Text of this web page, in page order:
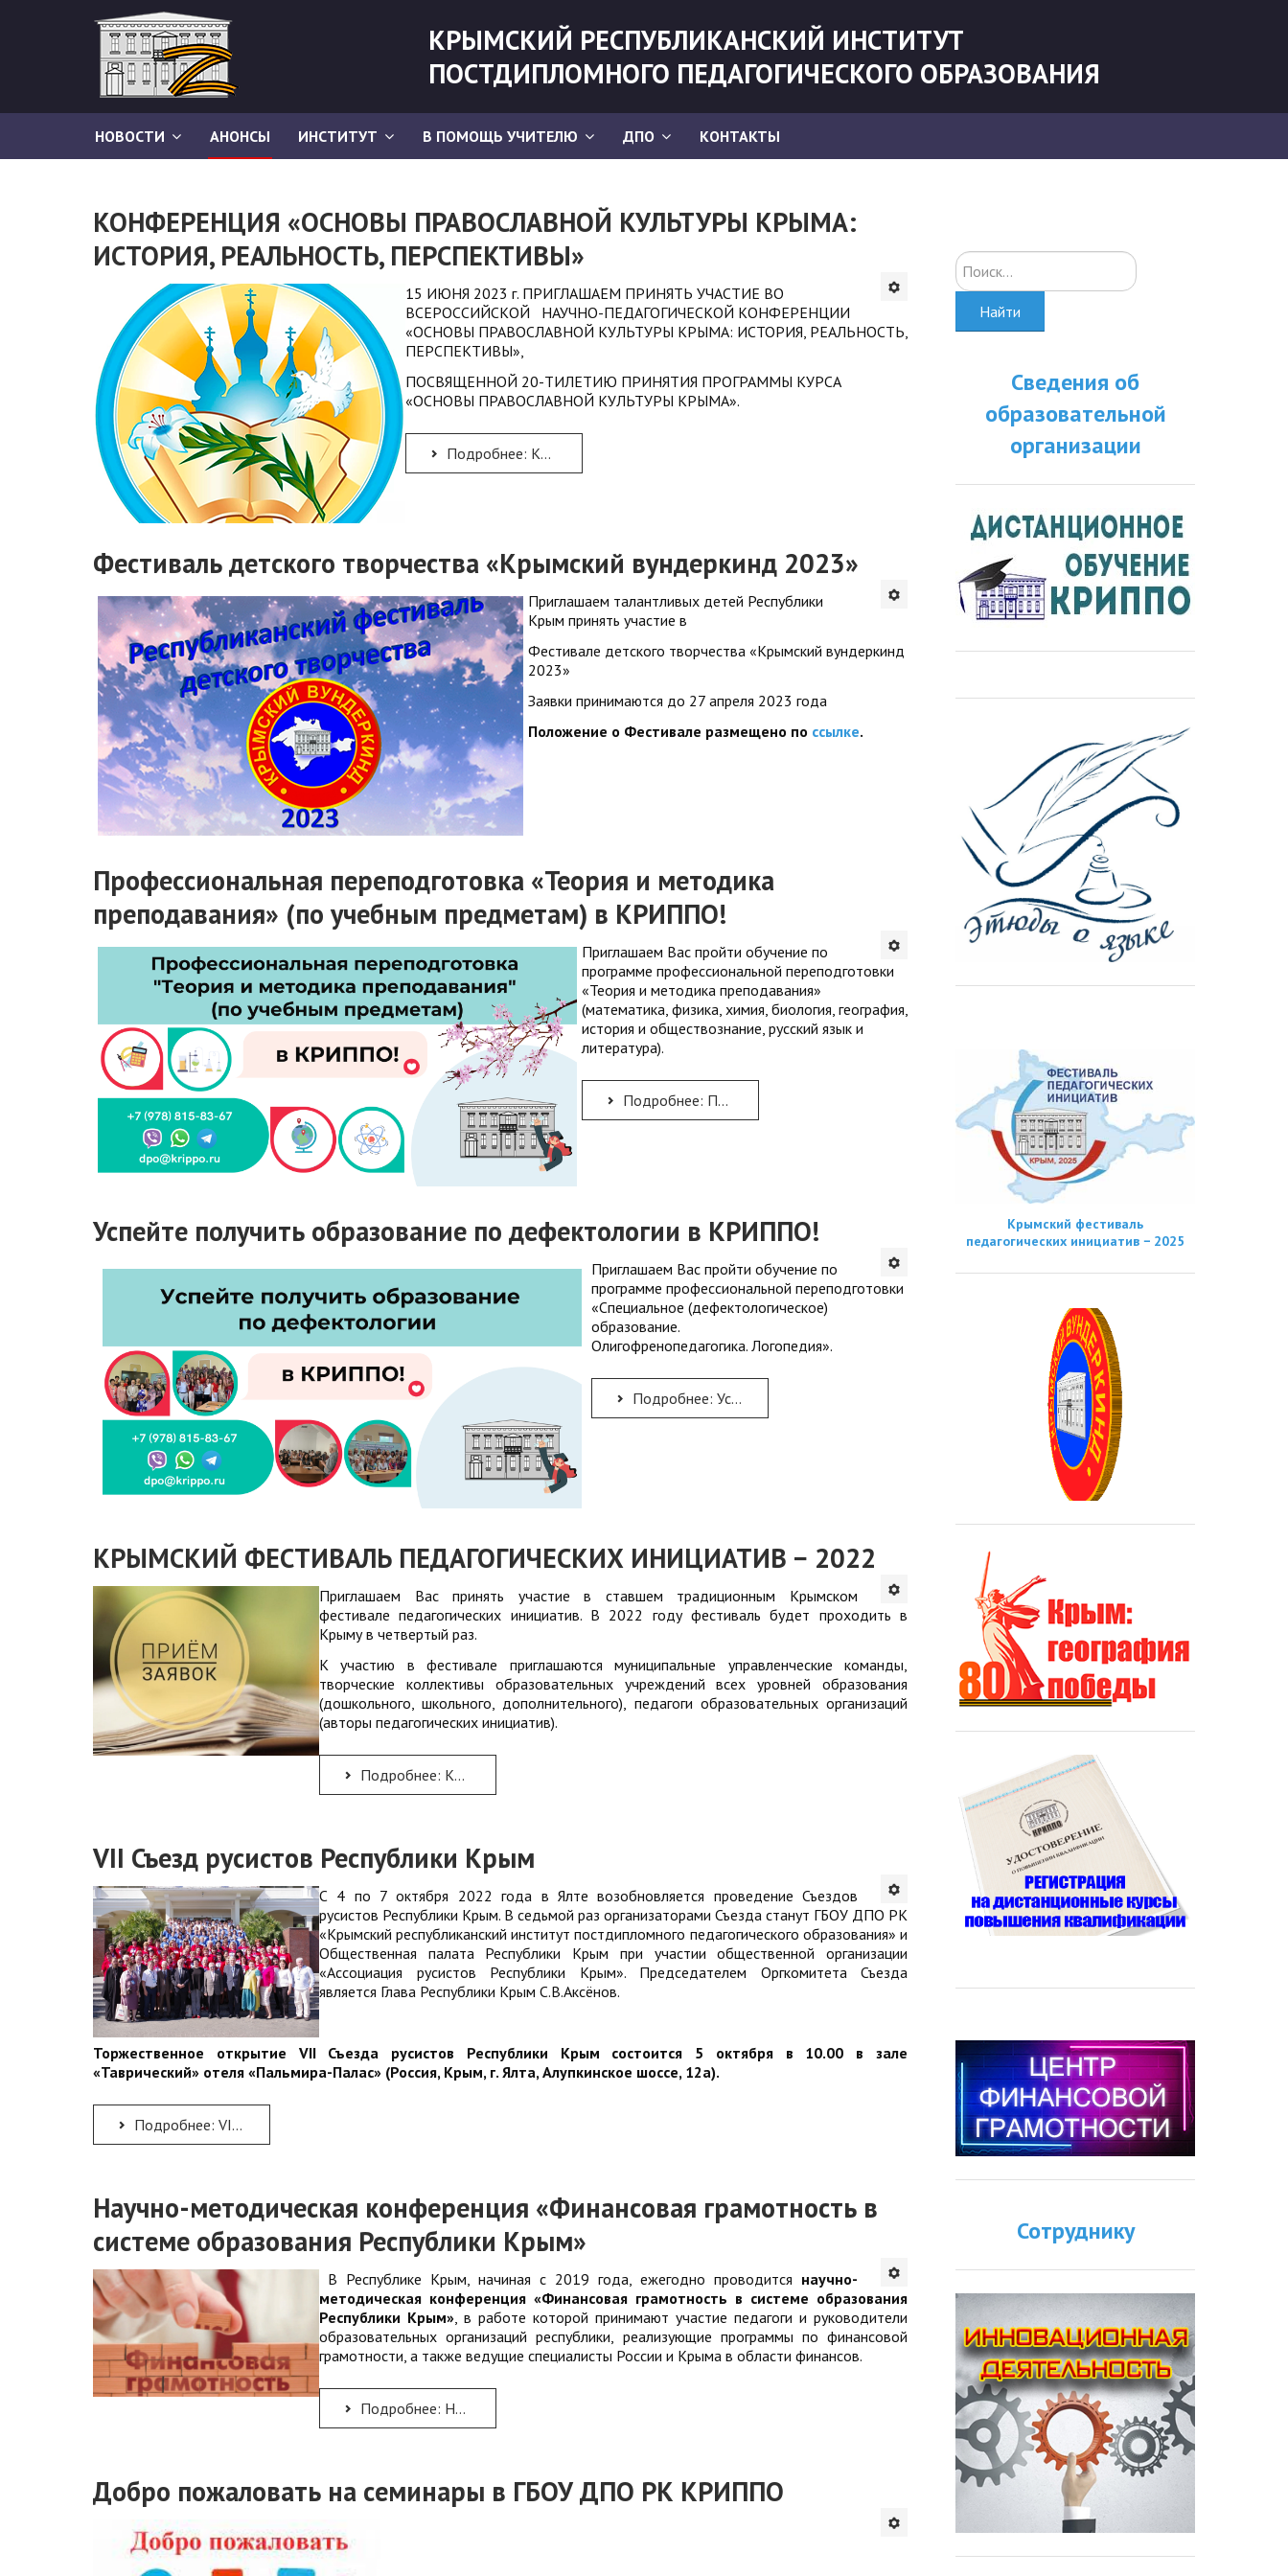
КРЫМСКИЙ РЕСПУБЛИКАНСКИЙ ИНСТИТУТ
ПОСТДИПЛОМНОГО ПЕДАГОГИЧЕСКОГО ОБРАЗОВАНИЯ
НОВОСТИ АНОНСЫ ИНСТИТУТ В ПОМОЩЬ УЧИТЕЛЮ ДПО КОНТАКТЫ
КОНФЕРЕНЦИЯ «ОСНОВЫ ПРАВОСЛАВНОЙ КУЛЬТУРЫ КРЫМА:
ИСТОРИЯ, РЕАЛЬНОСТЬ, ПЕРСПЕКТИВЫ»
15 ИЮНЯ 2023 г. ПРИГЛАШАЕМ ПРИНЯТЬ УЧАСТИЕ ВО
ВСЕРОССИЙСКОЙ НАУЧНО-ПЕДАГОГИЧЕСКОЙ КОНФЕРЕНЦИИ
«ОСНОВЫ ПРАВОСЛАВНОЙ КУЛЬТУРЫ КРЫМА: ИСТОРИЯ, РЕАЛЬНОСТЬ,
ПЕРСПЕКТИВЫ»,
ПОСВЯЩЕННОЙ 20-ТИЛЕТИЮ ПРИНЯТИЯ ПРОГРАММЫ КУРСА
«ОСНОВЫ ПРАВОСЛАВНОЙ КУЛЬТУРЫ КРЫМА».
Подробнее: КОНФЕРЕНЦИЯ «ОСНОВЫ ПРАВОСЛАВНОЙ КУЛЬТУРЫ КРЫМА: ИСТОРИЯ, РЕАЛЬНОСТЬ, ПЕРСПЕКТИВЫ»
Фестиваль детского творчества «Крымский вундеркинд 2023»
Приглашаем талантливых детей Республики
Крым принять участие в
Фестивале детского творчества «Крымский вундеркинд
2023»
Заявки принимаются до 27 апреля 2023 года
Положение о Фестивале размещено по ссылке.
Профессиональная переподготовка «Теория и методика
преподавания» (по учебным предметам) в КРИППО!
Приглашаем Вас пройти обучение по
программе профессиональной переподготовки
«Теория и методика преподавания»
(математика, физика, химия, биология, география,
история и обществознание, русский язык и
литература).
Подробнее: Профессиональная переподготовка «Теория и методика преподавания» (по учебным предметам) в КРИППО!
Успейте получить образование по дефектологии в КРИППО!
Приглашаем Вас пройти обучение по
программе профессиональной переподготовки
«Специальное (дефектологическое)
образование.
Олигофренопедагогика. Логопедия».
Подробнее: Успейте получить образование по дефектологии в КРИППО!
КРЫМСКИЙ ФЕСТИВАЛЬ ПЕДАГОГИЧЕСКИХ ИНИЦИАТИВ − 2022
Приглашаем Вас принять участие в ставшем традиционным Крымском
фестивале педагогических инициатив. В 2022 году фестиваль будет проходить в
Крыму в четвертый раз.
К участию в фестивале приглашаются муниципальные управленческие команды,
творческие коллективы образовательных учреждений всех уровней образования
(дошкольного, школьного, дополнительного), педагоги образовательных организаций
(авторы педагогических инициатив).
Подробнее: КРЫМСКИЙ ФЕСТИВАЛЬ ПЕДАГОГИЧЕСКИХ ИНИЦИАТИВ − 2022
VII Съезд русистов Республики Крым
С 4 по 7 октября 2022 года в Ялте возобновляется проведение Съездов
русистов Республики Крым. В седьмой раз организаторами Съезда станут ГБОУ ДПО РК
«Крымский республиканский институт постдипломного педагогического образования» и
Общественная палата Республики Крым при участии общественной организации
«Ассоциация русистов Республики Крым». Председателем Оргкомитета Съезда
является Глава Республики Крым С.В.Аксёнов.
Торжественное открытие VII Съезда русистов Республики Крым состоится 5 октября в 10.00 в зале
«Таврический» отеля «Пальмира-Палас» (Россия, Крым, г. Ялта, Алупкинское шоссе, 12а).
Подробнее: VII Съезд русистов Республики Крым
Научно-методическая конференция «Финансовая грамотность в
системе образования Республики Крым»
В Республике Крым, начиная с 2019 года, ежегодно проводится научно-
методическая конференция «Финансовая грамотность в системе образования
Республики Крым», в работе которой принимают участие педагоги и руководители
образовательных организаций республики, реализующие программы по финансовой
грамотности, а также ведущие специалисты России и Крыма в области финансов.
Подробнее: Научно-методическая конференция «Финансовая грамотность в системе образования Республики Крым»
Добро пожаловать на семинары в ГБОУ ДПО РК КРИППО
Искать...
Найти
Сведения об
образовательной
организации
Крымский фестиваль
педагогических инициатив − 2025
Сотруднику